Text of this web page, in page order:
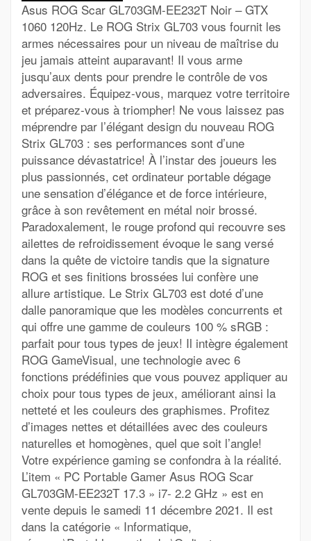
Asus ROG Scar GL703GM-EE232T Noir – GTX
1060 120Hz. Le ROG Strix GL703 vous fournit les
armes nécessaires pour un niveau de maîtrise du
jeu jamais atteint auparavant! Il vous arme
jusqu’aux dents pour prendre le contrôle de vos
adversaires. Équipez-vous, marquez votre territoire
et préparez-vous à triompher! Ne vous laissez pas
méprendre par l’élégant design du nouveau ROG
Strix GL703 : ses performances sont d’une
puissance dévastatrice! À l’instar des joueurs les
plus passionnés, cet ordinateur portable dégage
une sensation d’élégance et de force intérieure,
grâce à son revêtement en métal noir brossé.
Paradoxalement, le rouge profond qui recouvre ses
ailettes de refroidissement évoque le sang versé
dans la quête de victoire tandis que la signature
ROG et ses finitions brossées lui confère une
allure artistique. Le Strix GL703 est doté d’une
dalle panoramique que les modèles concurrents et
qui offre une gamme de couleurs 100 % sRGB :
parfait pour tous types de jeux! Il intègre également
ROG GameVisual, une technologie avec 6
fonctions prédéfinies que vous pouvez appliquer au
choix pour tous types de jeux, améliorant ainsi la
netteté et les couleurs des graphismes. Profitez
d’images nettes et détaillées avec des couleurs
naturelles et homogènes, quel que soit l’angle!
Votre expérience gaming se confondra à la réalité.
L’item « PC Portable Gamer Asus ROG Scar
GL703GM-EE232T 17.3 » i7- 2.2 GHz » est en
vente depuis le samedi 11 décembre 2021. Il est
dans la catégorie « Informatique,